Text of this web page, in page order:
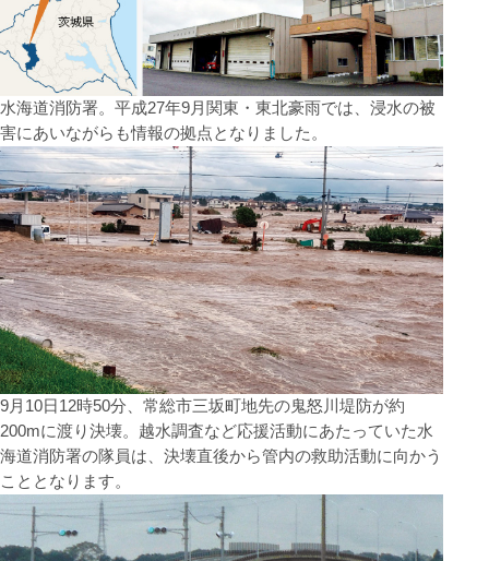
水海道消防署。平成27年9月関東・東北豪雨では、浸水の被
害にあいながらも情報の拠点となりました。
9月10日12時50分、常総市三坂町地先の鬼怒川堤防が約
200mに渡り決壊。越水調査など応援活動にあたっていた水
海道消防署の隊員は、決壊直後から管内の救助活動に向かう
こととなります。